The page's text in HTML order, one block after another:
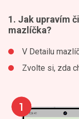
1. Jak upravím
mazlíčka?
V Detailu
Zvolte si, zda